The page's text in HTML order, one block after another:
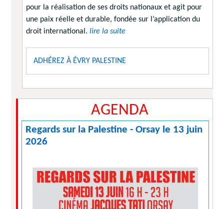
pour la réalisation de ses droits nationaux et agit pour
une paix réelle et durable, fondée sur l’application du
droit international. lire la suite
ADHÉREZ À ÉVRY PALESTINE
AGENDA
Regards sur la Palestine - Orsay le 13 juin
2026